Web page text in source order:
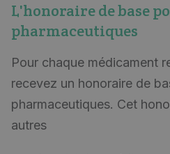
L'honoraire de base
pharmaceutiques
Pour chaque médicament
recevez un honoraire de
pharmaceutiques. Cet
autres